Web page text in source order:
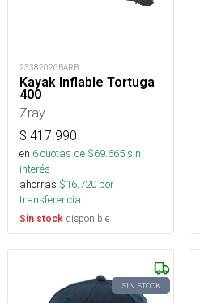
23382026BARB
Kayak Inflable Tortuga
400
Zray
$ 417.990
en 6cuotas de $69.665sin
interés
ahorras $16.720 por
transferencia.
Sin stock disponible
SIN STOCK